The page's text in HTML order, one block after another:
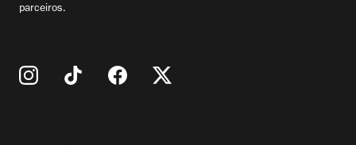
parceiros.